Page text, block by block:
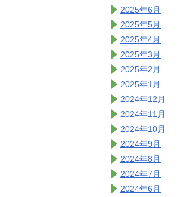
2025年6月
2025年5月
2025年4月
2025年3月
2025年2月
2025年1月
2024年12月
2024年11月
2024年10月
2024年9月
2024年8月
2024年7月
2024年6月